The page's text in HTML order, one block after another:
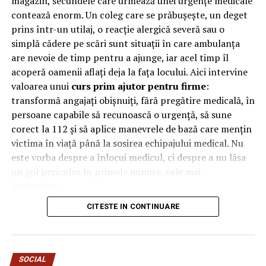
5 pași pentru o rutină corectă de skincare
NU RATATI
De ce ar trebui să actualizezi ferestrele vechi cu
variante moderne termopan
compartimente într-o încăpere cu dimensiuni reduse.
Prin organizarea verticală, fiecare utilizator beneficiază
de propriul spațiu delimitat, fără a afecta accesul
celorlalți.
În plus, compartimentele individuale sunt prevăzute cu
sisteme de închidere independente, ceea ce contribuie la
protejarea bunurilor personale și la menținerea unui
nivel ridicat de organizare.
Această structură transformă vestiarul într-o soluție
practică pentru spațiile în care eficiența și utilizarea
Mai mult spațiu disponibil
încăperile destinate echipării personalului nu
beneficiază de suprafețe generoase. În aceste situații,
contează enorm. Un coleg care se prăbușește, un deget
prins într-un utilaj, o reacție alergică severă sau o
simplă cădere pe scări sunt situații în care ambulanța
are nevoie de timp pentru a ajunge, iar acel timp îl
acoperă oamenii aflați deja la fața locului. Aici intervine
valoarea unui curs prim ajutor pentru firme:
transformă angajați obișnuiți, fără pregătire medicală, în
persoane capabile să recunoască o urgență, să sune
corect la 112 și să aplice manevrele de bază care mențin
victima în viață până la sosirea echipajului medical. Nu
este vorba despre a înlocui medicul, ci despre a nu lăsa
De ce contează primele minute
la locul de muncă
CITESTE IN CONTINUARE
SOCIAL